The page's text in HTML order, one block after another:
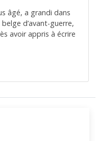
âgé, a grandi dans
d’avant-guerre,
avoir appris à écrire